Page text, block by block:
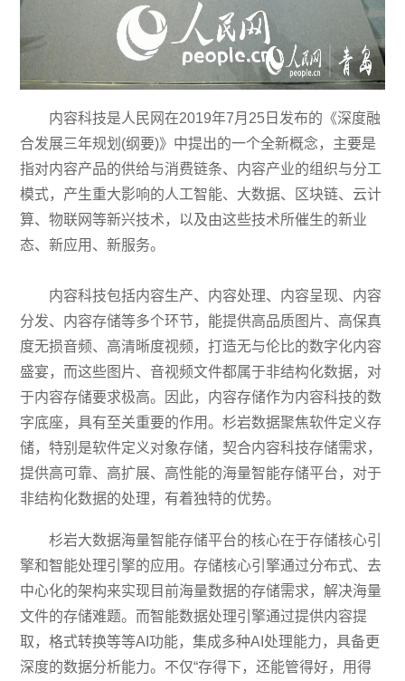
内容科技是人民网在2019年7月25日发布的《深度融
合发展三年规划(纲要)》中提出的一个全新概念，主要是
指对内容产品的供给与消费链条、内容产业的组织与分工
模式，产生重大影响的人工智能、大数据、区块链、云计
算、物联网等新兴技术，以及由这些技术所催生的新业
态、新应用、新服务。
内容科技包括内容生产、内容处理、内容呈现、内容
分发、内容存储等多个环节，能提供高品质图片、高保真
度无损音频、高清晰度视频，打造无与伦比的数字化内容
盛宴，而这些图片、音视频文件都属于非结构化数据，对
于内容存储要求极高。因此，内容存储作为内容科技的数
字底座，具有至关重要的作用。杉岩数据聚焦软件定义存
储，特别是软件定义对象存储，契合内容科技存储需求，
提供高可靠、高扩展、高性能的海量智能存储平台，对于
非结构化数据的处理，有着独特的优势。
杉岩大数据海量智能存储平台的核心在于存储核心引
擎和智能处理引擎的应用。存储核心引擎通过分布式、去
中心化的架构来实现目前海量数据的存储需求，解决海量
文件的存储难题。而智能数据处理引擎通过提供内容提
取，格式转换等等AI功能，集成多种AI处理能力，具备更
深度的数据分析能力。不仅“存得下，还能管得好，用得